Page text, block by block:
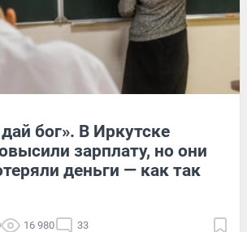
бог». В Иркутске
зарплату, но они
деньги — как так
16 980 33